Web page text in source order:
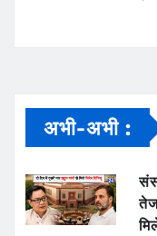
अभी-अभी :